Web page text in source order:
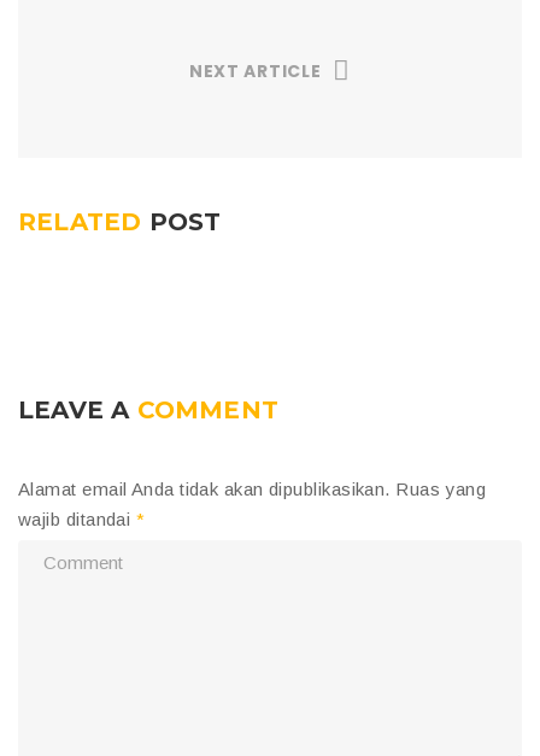
NEXT ARTICLE
RELATED POST
LEAVE A COMMENT
Alamat email Anda tidak akan dipublikasikan. Ruas yang
wajib ditandai *